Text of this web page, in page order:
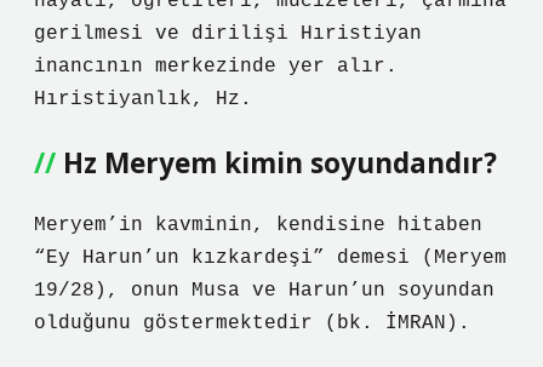
gerilmesi ve dirilişi Hıristiyan
inancının merkezinde yer alır.
Hıristiyanlık, Hz.
Hz Meryem kimin soyundandır?
Meryem’in kavminin, kendisine hitaben
“Ey Harun’un kızkardeşi” demesi (Meryem
19/28), onun Musa ve Harun’un soyundan
olduğunu göstermektedir (bk. İMRAN).